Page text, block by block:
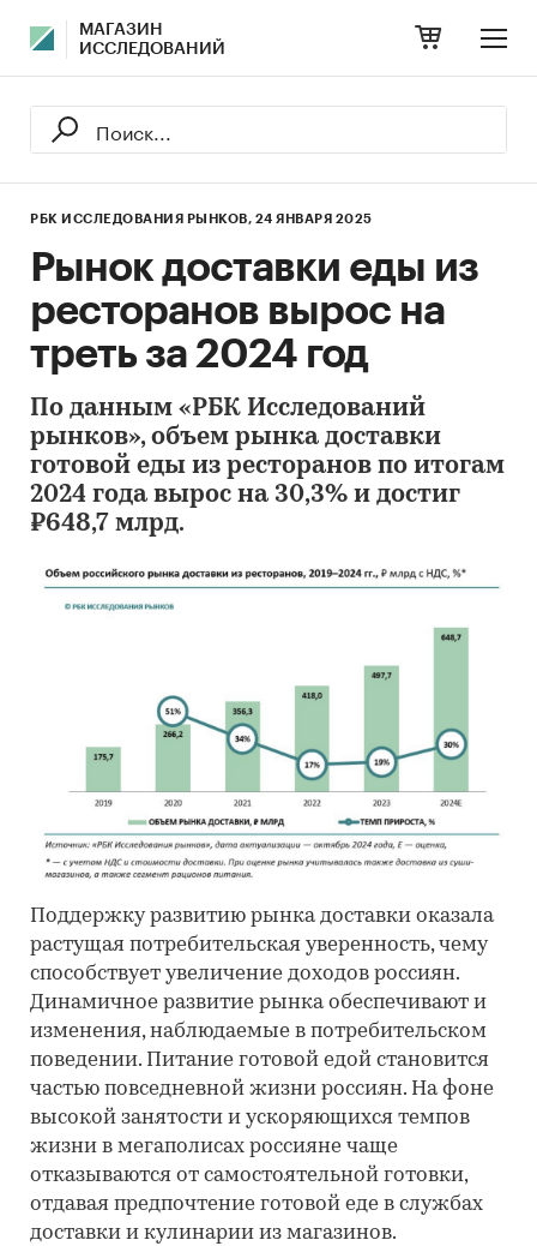
МАГАЗИН
ИССЛЕДОВАНИЙ
РБК ИССЛЕДОВАНИЯ РЫНКОВ, 24 ЯНВАРЯ 2025
Рынок доставки еды из
ресторанов вырос на
треть за 2024 год
По данным «РБК Исследований
рынков», объем рынка доставки
готовой еды из ресторанов по итогам
2024 года вырос на 30,3% и достиг
₽648,7 млрд.
Поддержку развитию рынка доставки оказала
растущая потребительская уверенность, чему
способствует увеличение доходов россиян.
Динамичное развитие рынка обеспечивают и
изменения, наблюдаемые в потребительском
поведении. Питание готовой едой становится
частью повседневной жизни россиян. На фоне
высокой занятости и ускоряющихся темпов
жизни в мегаполисах россияне чаще
отказываются от самостоятельной готовки,
отдавая предпочтение готовой еде в службах
доставки и кулинарии из магазинов.